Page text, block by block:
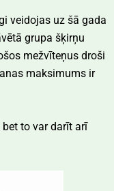
veidojas uz šā gada
grupa šķirņu
mežvīteņus droši
maksimums ir
to var darīt arī